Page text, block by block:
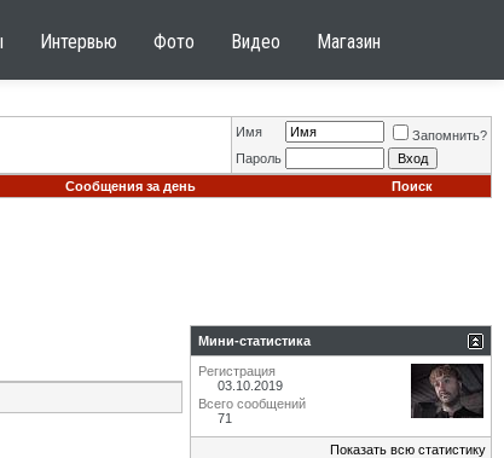
Интервью Фото Видео Магазин
Имя
Запомнить?
Пароль
Сообщения за день Поиск
Мини-статистика
Регистрация
03.10.2019
Всего сообщений
71
Показать всю статистику